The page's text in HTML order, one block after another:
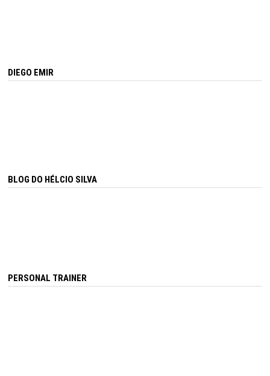
DIEGO EMIR
BLOG DO HÉLCIO SILVA
PERSONAL TRAINER